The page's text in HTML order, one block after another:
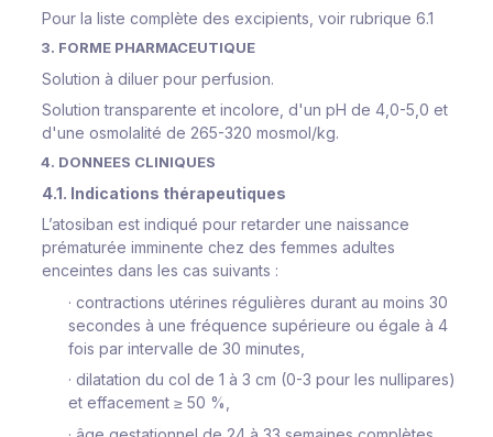
Pour la liste complète des excipients, voir rubrique 6.1
3. FORME PHARMACEUTIQUE
Solution à diluer pour perfusion.
Solution transparente et incolore, d'un pH de 4,0-5,0 et
d'une osmolalité de 265-320 mosmol/kg.
4. DONNEES CLINIQUES
4.1. Indications thérapeutiques
L’atosiban est indiqué pour retarder une naissance
prématurée imminente chez des femmes adultes
enceintes dans les cas suivants :
· contractions utérines régulières durant au moins 30
secondes à une fréquence supérieure ou égale à 4
fois par intervalle de 30 minutes,
· dilatation du col de 1 à 3 cm (0-3 pour les nullipares)
et effacement ≥ 50 %,